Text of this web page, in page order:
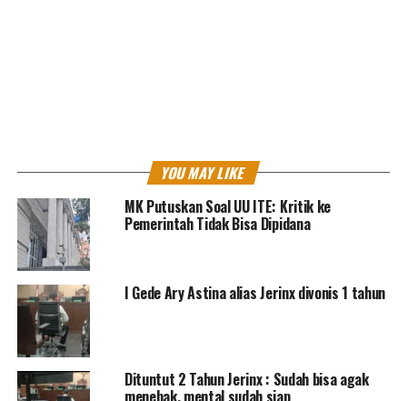
< >
YOU MAY LIKE
MK Putuskan Soal UU ITE: Kritik ke
Pemerintah Tidak Bisa Dipidana
I Gede Ary Astina alias Jerinx divonis 1 tahun
Dituntut 2 Tahun Jerinx : Sudah bisa agak